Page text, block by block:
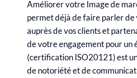
Améliorer votre Image de
permet déjà de faire parler
auprès de vos clients et
de votre engagement pour un
(certification ISO20121) est
de notoriété et de